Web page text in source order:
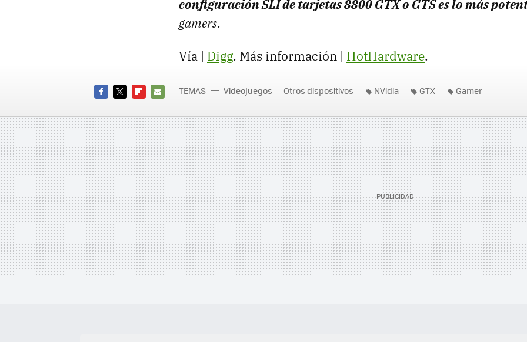
configuración SLI de tarjetas 8800 GTX o GTS es lo más
gamers.
Vía | Digg. Más información | HotHardware.
MAIL
TEMAS Videojuegos Otros dispositivos NVidia GTX Gamer